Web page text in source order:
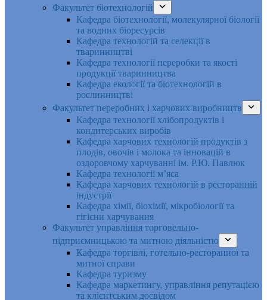
Факультет біотехнологій
Кафедра біотехнології, молекулярної біології
та водних біоресурсів
Кафедра технологій та селекції в
тваринництві
Кафедра технології переробки та якості
продукції тваринництва
Кафедра екології та біотехнологій в
рослинництві
Факультет переробних і харчових виробництв
Кафедра технології хлібопродуктів і
кондитерських виробів
Кафедра харчових технологій продуктів з
плодів, овочів і молока та інновацій в
оздоровчому харчуванні ім. Р.Ю. Павлюк
Кафедра технології м’яса
Кафедра харчових технологій в ресторанній
індустрії
Кафедра хімії, біохімії, мікробіології та
гігієни харчування
Факультет управління торговельно-
підприємницькою та митною діяльністю
Кафедра торгівлі, готельно-ресторанної та
митної справи
Кафедра туризму
Кафедра маркетингу, управління репутацією
та клієнтським досвідом